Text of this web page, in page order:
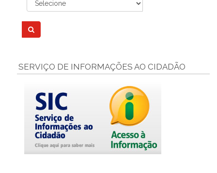
SERVIÇO DE INFORMAÇÕES AO CIDADÃO